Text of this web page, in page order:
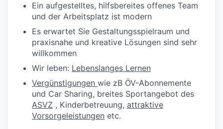
Ein aufgestelltes, hilfsbereites offenes Team
und der Arbeitsplatz ist modern
Es erwartet Sie Gestaltungsspielraum und
praxisnahe und kreative Lösungen sind sehr
willkommen
Wir leben: Lebenslanges Lernen
Vergünstigungen wie zB ÖV-Abonnemente
und Car Sharing, breites Sportangebot des
ASVZ , Kinderbetreuung, attraktive
Vorsorgeleistungen etc.